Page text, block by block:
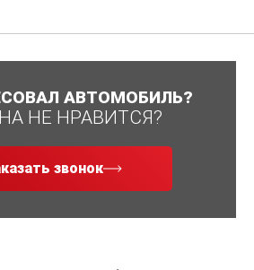
АВТОМОБИЛЬ?
НЕ НРАВИТСЯ?
звонок